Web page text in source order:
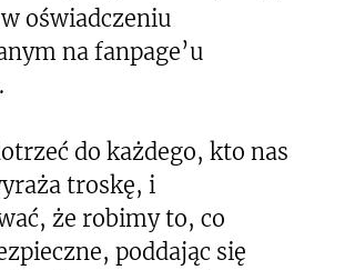
oświadczeniu
na fanpage’u
do każdego, kto nas
troskę, i
że robimy to, co
poddając się